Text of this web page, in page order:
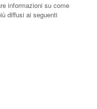
informazioni su come
diffusi ai seguenti